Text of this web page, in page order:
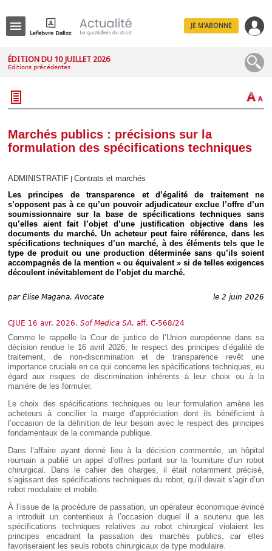
IT
JE M'ABONNE
ÉDITION DU 10 JUILLET 2026
Éditions précédentes
Marchés publics : précisions sur la
formulation des spécifications techniques
ADMINISTRATIF Contrats et marchés
Les principes de transparence et d’égalité de traitement ne
s’opposent pas à ce qu’un pouvoir adjudicateur exclue l’offre d’un
soumissionnaire sur la base de spécifications techniques sans
qu’elles aient fait l’objet d’une justification objective dans les
documents du marché. Un acheteur peut faire référence, dans les
spécifications techniques d’un marché, à des éléments tels que le
type de produit ou une production déterminée sans qu’ils soient
accompagnés de la mention « ou équivalent » si de telles exigences
découlent inévitablement de l’objet du marché.
par Élise Magana, Avocate le 2 juin 2026
CJUE 16 avr. 2026, Sof Medica SA, aff. C-568/24
Comme le rappelle la Cour de justice de l’Union européenne dans sa
décision rendue le 16 avril 2026, le respect des principes d’égalité de
traitement, de non-discrimination et de transparence revêt une
importance cruciale en ce qui concerne les spécifications techniques, eu
égard aux risques de discrimination inhérents à leur choix ou à la
manière de les formuler.
Le choix des spécifications techniques ou leur formulation amène les
acheteurs à concilier la marge d’appréciation dont ils bénéficient à
l’occasion de la définition de leur besoin avec le respect des principes
fondamentaux de la commande publique.
Dans l’affaire ayant donné lieu à la décision commentée, un hôpital
roumain a publié un appel d’offres portant sur la fourniture d’un robot
chirurgical. Dans le cahier des charges, il était notamment précisé,
s’agissant des spécifications techniques du robot, qu’il devait s’agir d’un
robot modulaire et mobile.
À l’issue de la procédure de passation, un opérateur économique évincé
a introduit un contentieux à l’occasion duquel il a soutenu que les
spécifications techniques relatives au robot chirurgical violaient les
principes encadrant la passation des marchés publics, car elles
favoriseraient les seuls robots chirurgicaux de type modulaire.